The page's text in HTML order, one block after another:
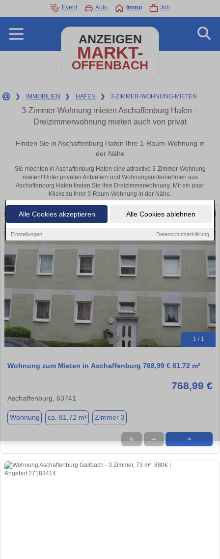
Alle Cookies akzeptieren Alle Cookies ablehnen
Einstellungen Datenschutzerklärung
Event Auto Immo Job
ANZEIGEN
MARKT-
OFFENBACH
❯ IMMOBILIEN ❯ HAFEN ❯ 3-ZIMMER-WOHNUNG-MIETEN
3-Zimmer-Wohnung mieten Aschaffenburg Hafen –
Dreizimmerwohnung mieten auch von privat
Finden Sie in Aschaffenburg Hafen Ihre 1-Raum-Wohnung in
der Nähe
Sie möchten in Aschaffenburg Hafen eine attraktive 3-Zimmer-Wohnung
mieten! Unter privaten Anbietern und Wohnungsunternehmen aus
Aschaffenburg Hafen finden Sie Ihre Dreizimmerwohnung. Mit ein paar
Klicks zu Ihrer 3-Raum-Wohnung in der Nähe.
1 / 1
Wohnung zum Mieten in Aschaffenburg 768,99 € 81.72 m²
768,99 €
Aschaffenburg, 63741
Wohnung ca. 81,72 m² Zimmer 3
★ ➦ ➜